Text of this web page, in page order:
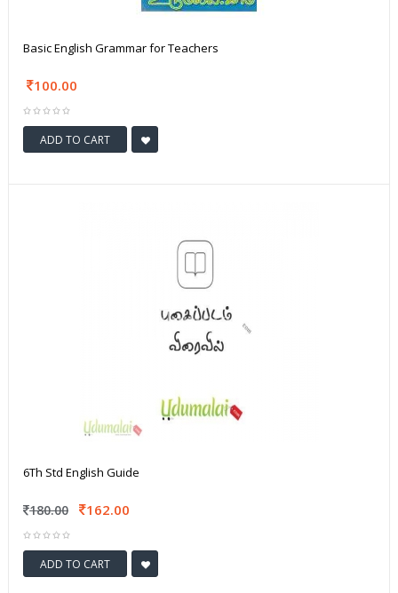
Basic English Grammar for Teachers
100.00
ADD TO CART
6Th Std English Guide
180.00 162.00
ADD TO CART